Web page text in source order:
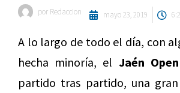
por Redaccion mayo 23, 2019
A lo largo de todo el día, con
hecha minoría, el Jaén Open
partido tras partido, una